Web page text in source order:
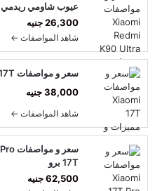
عيوب شاومي ريدمي K90 ألترا
26,300 جنيه
شاهد المواصفات ←
سعر و مواصفات Xiaomi 17T مميزات و عيوب شاومي 17T
38,000 جنيه
شاهد المواصفات ←
17T برو
62,500 جنيه